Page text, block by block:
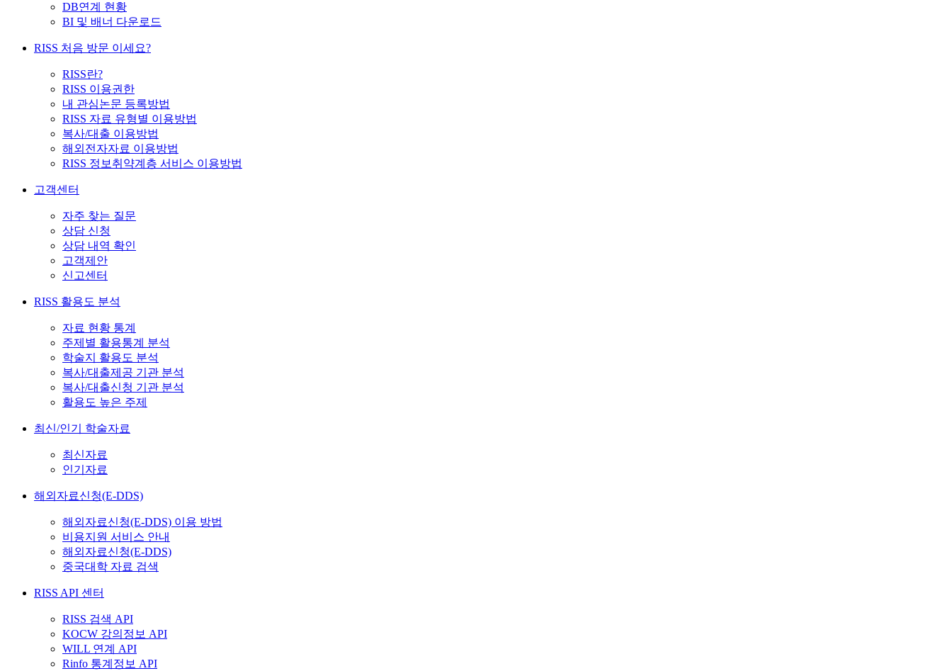
DB연계 현황
BI 및 배너 다운로드
RISS 처음 방문 이세요?
RISS란?
RISS 이용권한
내 관심논문 등록방법
RISS 자료 유형별 이용방법
복사/대출 이용방법
해외전자자료 이용방법
RISS 정보취약계층 서비스 이용방법
고객센터
자주 찾는 질문
상담 신청
상담 내역 확인
고객제안
신고센터
RISS 활용도 분석
자료 현황 통계
주제별 활용통계 분석
학술지 활용도 분석
복사/대출제공 기관 분석
복사/대출신청 기관 분석
활용도 높은 주제
최신/인기 학술자료
최신자료
인기자료
해외자료신청(E-DDS)
해외자료신청(E-DDS) 이용 방법
비용지원 서비스 안내
해외자료신청(E-DDS)
중국대학 자료 검색
RISS API 센터
RISS 검색 API
KOCW 강의정보 API
WILL 연계 API
Rinfo 통계정보 API